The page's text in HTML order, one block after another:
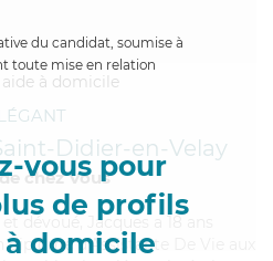
du candidat, soumise à
toute mise en relation
vous pour
de profils
à domicile
Didier-en-Velay
chez Vous
et dévoué, Jacques a 18 ans
diplôme d'Assistante De Vie aux